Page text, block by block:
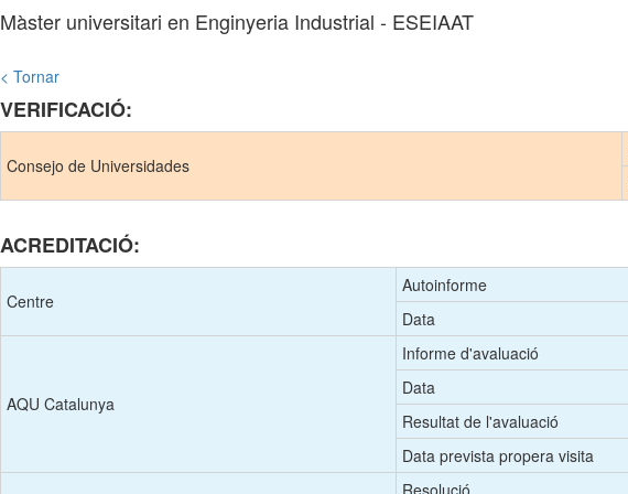
Màster universitari en Enginyeria Industrial - ESEIAAT
< Tornar
VERIFICACIÓ:
Consejo de Universidades
ACREDITACIÓ:
Centre
Autoinforme
Data
AQU Catalunya
Informe d'avaluació
Data
Resultat de l'avaluació
Data prevista propera visita
Resolució